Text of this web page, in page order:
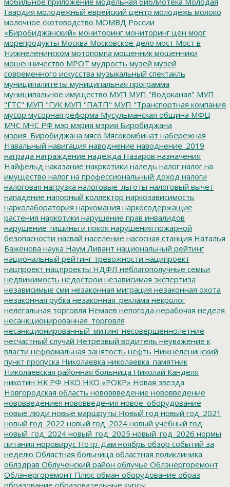
Гвардия молодежный еврейский центр молодежь молоко
молочное скотоводство МОМВД России
«Биробиджанский» мониторинг мониторинг цен морг
морепродукты Москва Московское дело мост Мост в
Нижнеленинском мотопомпа мошенник мошенники
мошенничество МРОТ мудрость музей музей
современного искусства музыкальный спектакль
муниципалитеты муниципальная программа
муниципальное имущество МУП МУП "Водоканал" МУП
"ГТС" МУП "ГУК МУП "ПАТП" МУП "Транспортная компания
мусор мусорная реформа Мусульманская община МФЦ
МЧС МЧС РФ мэр мэрия мэрия Биробиджана
мэрия_Биробиджана мясо Мясокомбинат набережная
Навальный навигация наводнение наводнение_2019
награда награждение надежда Назаров назначения
Найфельд наказание накркотики наледь налог налог на
имущество налог на профессиональный доход налоги
налоговая нагрузка налоговые_льготы налоговый вычет
нападение напорный коллектор наркозависимость
нарколаборатория наркомания наркосодержащие
растения наркотики нарушение прав инвалидов
нарушение тишины и покоя нарушения пожарной
безопасности насвай население насосная станция Наталья
Баженова наука Наум Ливант национальный рейтинг
национальный рейтинг тревожности наципроект
нацпроект нацпроекты НДФЛ неблагополучные семьи
недвижимость недострои независимая экспертиза
независимые сми незаконная миграция незаконная охота
незаконная рубка незаконная_реклама некролог
нелегальная торговля Немаев непогода нерабочая неделя
несанкционированная_торговля
несанкционированный_митинг несовершеннолетние
несчастный случай Нетрезвый водитель неуважение к
власти неформальная занятость нефть Нижнеленинский
пункт пропуска Николаевка николаевка_памятник
Николаевская районная больница Николай Канделя
никотин НК РФ НКО НКО «РОКР» Новая звезда
Новгородская область нововвведение нововведение
нововведениея нововведения новое_оборудование
новые люди новые маршруты Новый год новый год_2021
новый год_2022 новый год_2024 новый учебный год
новый_год_2024 новый_год_2025 новый_год_2026 нормы
питания норовирус Нотр-Дам ноябрь обзор событий за
неделю Областная больница областная поликлиника
облздрав Облученский район облучье Облэнергоремонт
Облэнергоремонт Плюс обман оборудование образ
образование образовательные курсы